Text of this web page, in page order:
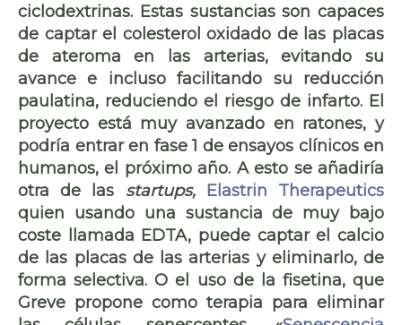
ciclodextrinas. Estas sustancias son capaces
de captar el colesterol oxidado de las placas
de ateroma en las arterias, evitando su
avance e incluso facilitando su reducción
paulatina, reduciendo el riesgo de infarto. El
proyecto está muy avanzado en ratones, y
podría entrar en fase 1 de ensayos clínicos en
humanos, el próximo año. A esto se añadiría
otra de las startups,
Elastrin Therapeutics
quien usando una sustancia de muy bajo
coste llamada EDTA, puede captar el calcio
de las placasde las arterias y eliminarlo, de
forma selectiva. O el uso de la fisetina, que
Greve propone como terapia para eliminar